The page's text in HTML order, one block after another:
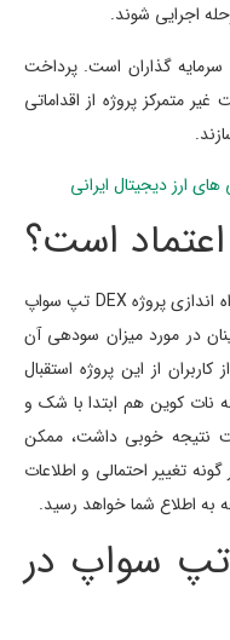
اجرایی شوند.
گذاران است. پرداخت
متمرکز پروژه از اقداماتی
ارز دیجیتال ایرانی
است؟
با توجه به این که هنوز هیچ فعالیتی برای راه اندازی پروژه DEX تپ سواپ
در مورد میزان سودهی آن
از این پروژه استقبال
نات کوین هم ابتدا با شک و
نتیجه خوبی داشت، ممکن
تغییر احتمالی و اطلاعات
به اطلاع شما خواهد رسید.
سواپ در